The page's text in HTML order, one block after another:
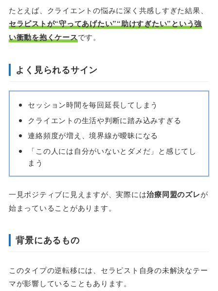
たとえば、クライエントの悩みに深く共感しすぎた結果、
セラピストが“守ってあげたい”“助けすぎたい”という強
い衝動を抱くケースです。
よく見られるサイン
セッション時間を毎回延長してしまう
クライエントの生活や判断に踏み込みすぎる
連絡頻度が増え、境界線が曖昧になる
「この人には自分がいないとダメだ」と感じてし
まう
一見ポジティブに見えますが、実際には治療同盟のズレが
始まっていることがあります。
背景にあるもの
このタイプの逆転移には、セラピスト自身の未解決なテー
マが影響していることもあります。